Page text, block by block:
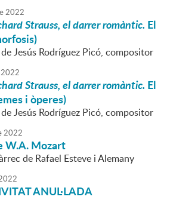
2022
Strauss, el darrer romàntic. El
Jesús Rodríguez Picó, compositor
2022
Strauss, el darrer romàntic. El
i òperes)
Jesús Rodríguez Picó, compositor
2022
W.A. Mozart
de Rafael Esteve i Alemany
ANUL·LADA